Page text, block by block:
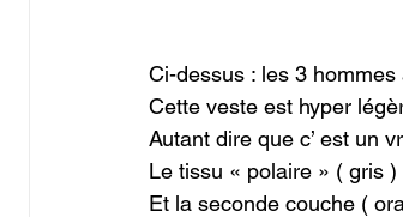
Ci-dessus : les 3
Cette veste est hyper
Autant dire que c’ est un
Le tissu « polaire » ( gris
Et la seconde couche (